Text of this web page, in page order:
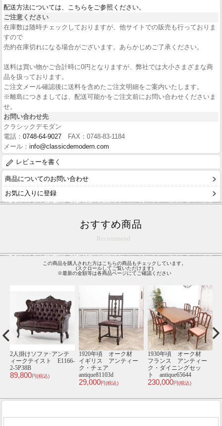
配送方法については、こちらをご参照ください。
ご注意ください
在庫数は随時チェックしておりますが、他サイトでの販売も行っておりま
すので
売約在庫切れになる場合がございます。あらかじめご了承ください。
送料は買い物かご合計時に0円となりますが、弊社では大小さまざまな商
品を扱っております。
ご注文メール確認後に送料を含めたご注文明細をご案内いたします。
※離島につきましては、配送可能かをご注文前にお問い合わせくださいま
せ。
お問い合わせ先
クラシックデモダン
電話： 0748-64-9027 FAX：0748-83-1184
メール： info@classicdemodern.com
レビューを書く
商品についてのお問い合わせ
お気に入りに登録
おすすめ商品
Recommend
この商品を購入された方はこちらの商品もチェックしています。
(スクロールしてご覧いただけます)
※最新の金額等は各商品ページにてご確認ください
1920年頃 オーク材
イギリス アンティー
ク・ダイニングテーブ
ル antique81097
カウンターチェア･アン
ティークテイスト
E9005-5P32B
32,800円(税込)
1920年頃 オーク材
フランス アンティー
ク・サイドテーブル
antique64664
75,000円(税込)